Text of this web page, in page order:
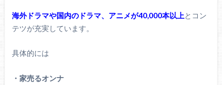
海外ドラマや国内のドラマ、アニメが40,000本以上とコン
テツが充実しています。
具体的には
・家売るオンナ